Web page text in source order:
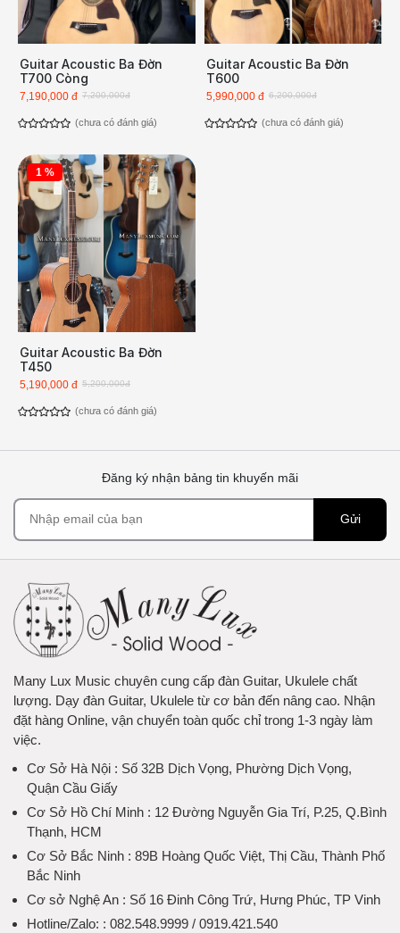
Guitar Acoustic Ba Đờn
T700 Còng
7,200,000đ
7,190,000 đ
(chưa có đánh giá)
Guitar Acoustic Ba Đờn
T600
6,200,000đ
5,990,000 đ
(chưa có đánh giá)
1 %
Guitar Acoustic Ba Đờn
T450
5,200,000đ
5,190,000 đ
(chưa có đánh giá)
Đăng ký nhận bảng tin khuyến mãi
Gửi
Many Lux Music chuyên cung cấp đàn Guitar, Ukulele chất
lượng. Dạy đàn Guitar, Ukulele từ cơ bản đến nâng cao. Nhận
đặt hàng Online, vận chuyển toàn quốc chỉ trong 1-3 ngày làm
việc.
Cơ Sở Hà Nội : Số 32B Dịch Vọng, Phường Dịch Vọng,
Quận Cầu Giấy
Cơ Sở Hồ Chí Minh : 12 Đường Nguyễn Gia Trí, P.25, Q.Bình
Thạnh, HCM
Cơ Sở Bắc Ninh : 89B Hoàng Quốc Việt, Thị Cầu, Thành Phố
Bắc Ninh
Cơ sở Nghệ An : Số 16 Đinh Công Trứ, Hưng Phúc, TP Vinh
Hotline/Zalo: : 082.548.9999 / 0919.421.540